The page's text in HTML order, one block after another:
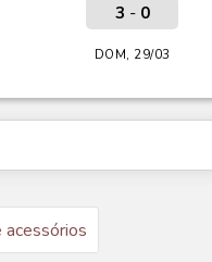
3 - 0
DOM, 29/03
acessórios